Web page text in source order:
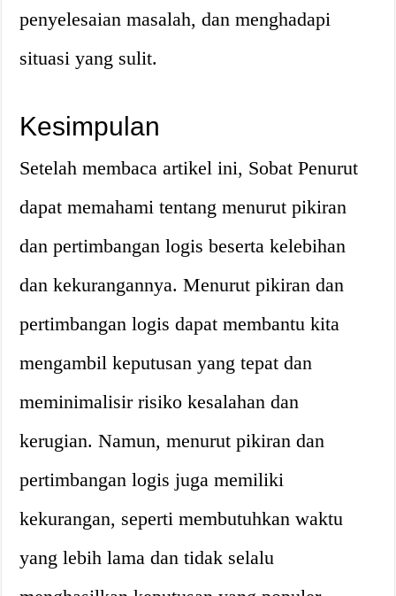
penyelesaian masalah, dan menghadapi
situasi yang sulit.
Kesimpulan
Setelah membaca artikel ini, Sobat Penurut
dapat memahami tentang menurut pikiran
dan pertimbangan logis beserta kelebihan
dan kekurangannya. Menurut pikiran dan
pertimbangan logis dapat membantu kita
mengambil keputusan yang tepat dan
meminimalisir risiko kesalahan dan
kerugian. Namun, menurut pikiran dan
pertimbangan logis juga memiliki
kekurangan, seperti membutuhkan waktu
yang lebih lama dan tidak selalu